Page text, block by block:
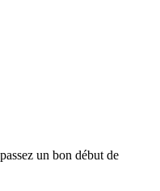
un bon début de